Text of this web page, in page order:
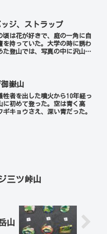
ジ、ストラップ
頃は花が好きで、庭の一角に自
を持っていた。大学の時に誘わ
た登山では、写真の中に沢山の
山植物だとは思え...
嶽山
牲者を出した噴火から10年経っ
に初めて登った。空は青く高
ギキョウさえ、深い青だった。
三ツ峠山
山